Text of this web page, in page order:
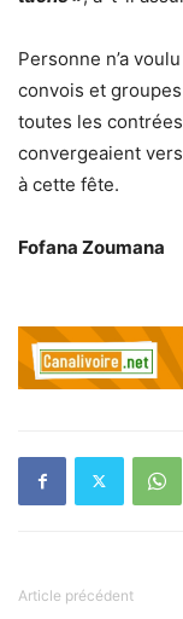
Personne n’a
convois et
toutes les
convergeaient
à cette fête.
Fofana Zoumana
Article précédent